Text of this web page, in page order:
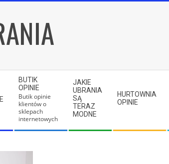
BUTIK
OPINIE
Butik opinie
klientów o
sklepach
internetowych
JAKIE
UBRANIA
SĄ
TERAZ
MODNE
HURTOWNIA
OPINIE